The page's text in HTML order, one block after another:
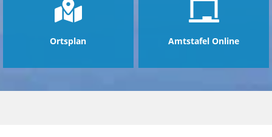
Ortsplan Amtstafel Online